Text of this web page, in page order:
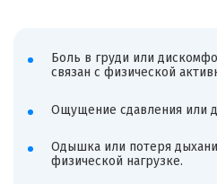
Боль в груди или
связан с физической
Ощущение сдавления или
Одышка или потеря
физической нагрузке.